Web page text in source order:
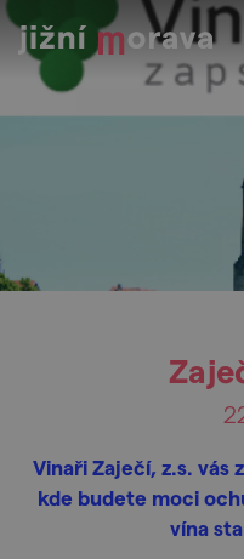
Vinaři Zaječí, z.s. vás
kde budete moci
vína